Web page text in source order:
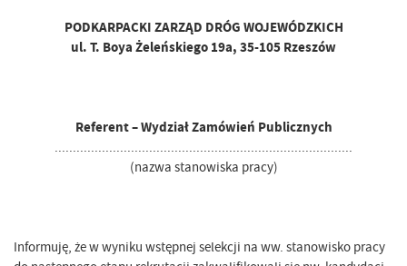
PODKARPACKI ZARZĄD DRÓG WOJEWÓDZKICH
ul. T. Boya Żeleńskiego 19a, 35-105 Rzeszów
Referent – Wydział Zamówień Publicznych
..................................................................................
(nazwa stanowiska pracy)
Informuję, że w wyniku wstępnej selekcji na ww. stanowisko pracy